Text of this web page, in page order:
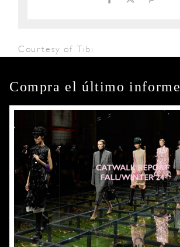
Courtesy of Tibi
Compra el último informe